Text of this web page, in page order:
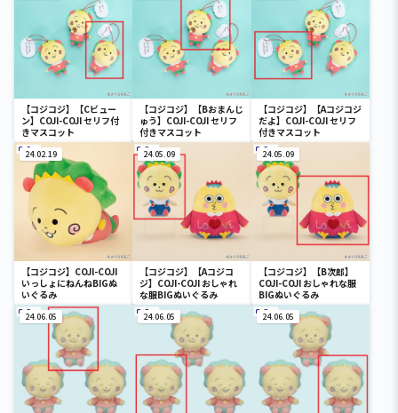
【コジコジ】【Cビュー
ン】COJI-COJI セリフ付
きマスコット
【コジコジ】【Bおまんじ
ゅう】COJI-COJI セリフ
付きマスコット
【コジコジ】【Aコジコジ
だよ】COJI-COJI セリフ
付きマスコット
24.02.19
【コジコジ】COJI-COJI
いっしょにねんねBIGぬ
いぐるみ
24.05.09
【コジコジ】【Aコジコ
ジ】COJI-COJI おしゃれ
な服BIGぬいぐるみ
24.05.09
【コジコジ】【B次郎】
COJI-COJI おしゃれな服
BIGぬいぐるみ
24.06.05 24.06.05 24.06.05